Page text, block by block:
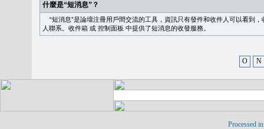
什麼是“短消息”？
“短消息”是論壇注冊用戶間交流的工具，資訊只有發件和收件人可以看到
人聯系。 收件箱 或 控制面板 中提供了短消息的收發服務。
O N
Processed